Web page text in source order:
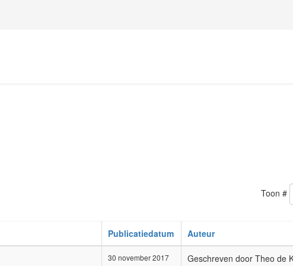
Toon #
Publicatiedatum Auteur
30 november 2017 Geschreven door Theo de